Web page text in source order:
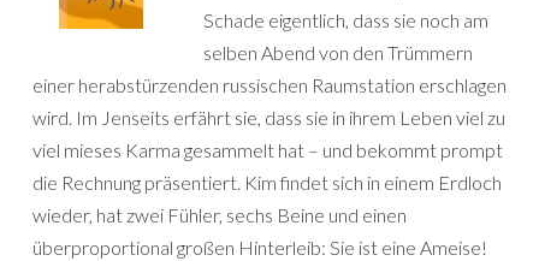
Schade eigentlich, dass sie noch am
selben Abend von den Trümmern
einer herabstürzenden russischen Raumstation erschlagen
wird. Im Jenseits erfährt sie, dass sie in ihrem Leben viel zu
viel mieses Karma gesammelt hat – und bekommt prompt
die Rechnung präsentiert. Kim findet sich in einem Erdloch
wieder, hat zwei Fühler, sechs Beine und einen
überproportional großen Hinterleib: Sie ist eine Ameise!